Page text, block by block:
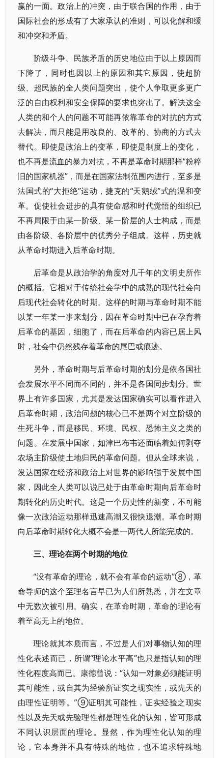
赢的一面。政治上的冲突，由于联合国的作用，由于
国际社会的形成有了大家承认的准则，可以化解和缓
和冲突和矛盾。
阶级斗争、民族矛盾的历史地位由于以上原因而
下降了，同时也因以上的原因和其它原因，使超阶
级、超民族的全人类问题突出，使个人争取更多更广
泛的自由权利和安全保障的要求也突出了。解决这全
人类的和个人的问题不可能再依靠革命的对抗的方式
去解决，而只能是用改良的、改革的、协商的方式去
替代。即使是政治上的变革，即使是制度上的变化，
也不再是流血的暴力对抗，不再是革命时期那样“粉粹
旧的国家机器”，而是在国家法制范围内进行，至多是
法国式的“大拒绝”运动，捷克的“天鹅绒”式的温和变
革。促使社会进步的具有使命感和时代觉悟的组织已
不再局限于由某一阶级、某一阶层的人士构成，而是
由各阶级、各阶层中的优秀分子组成。这样，历史就
从革命时期进入后革命时期。
后革命是从政治学的角度对几千年的文明史所作
的概括。它相对于传统社会学中的成熟的现代社会向
后现代社会转化的时期。这样的时期与革命时期不能
以某一年某一事来划分，因在革命时期中已在孕育着
后革命的基因，细胞了，而在后革命的内容已居上风
时，社会中仍然残存着革命的尾巴或痕迹。
另外，革命时期与后革命时期的划分是依各国社
会发展水平不同而不同的，并不是各国同步划分。世
界上有许多国家，尤其是发达国家确实可以看作进入
后革命时期，政治问题的核心已不是两个对立阶级的
生死斗争，而是移民、环境、民权、恐怖主义之类的
问题。在发展中国家，如津巴布韦还面临着如何剥夺
农场主阶级使土地归民的革命问题。但从全球来说，
发达国家在经济和政治上对世界的影响强于发展中国
家，因此全人类可以说已处于由革命时期向后革命时
期转化的历史时代。这是一个历史性的新变，不可能
像一次政治运动那样迅速高潮又很快退潮。革命时期
向后革命时期转化大概不会是一两代人所能完成的。
三、理论在两个时期的地位
“没有革命的理论，就不会有革命的运动”⑧，革
命导师的这个至理名言早已为人们所熟悉，并在文章
中无数次被引用。确实，在革命时期，革命的理论有
着至高无上的地位。
理论就其本质而言，不过是人们对事物认知的理
性化表述而已，所谓“理论水平高”也只是指认知的理
性化程度高而已。康德曾说：“认知一对象必须能证明
其可能性，或自其为经验所证实之现实性，或先天的
由理性证明等。”⑨证明其可能性，证实经验之现实
性以及先天或先验理性都是理性化的认知，皆可形成
不同认识层面的理论。显然，作为理性化认知的理
论，它本身并不具有特殊的地位，也不追求特殊地